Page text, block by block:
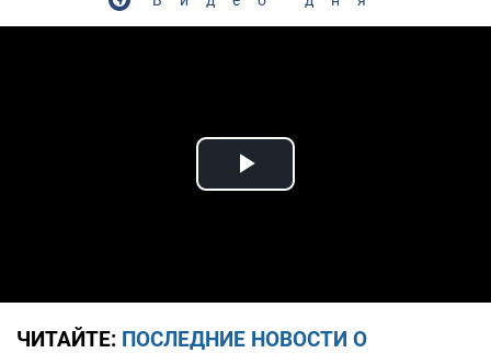
Play Video
ЧИТАЙТЕ: ПОСЛЕДНИЕ НОВОСТИ О